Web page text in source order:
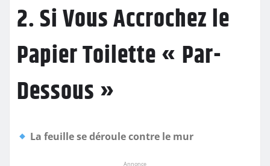
2. Si Vous Accrochez le
Papier Toilette « Par-
Dessous »
La feuille se déroule contre le mur
Annonce